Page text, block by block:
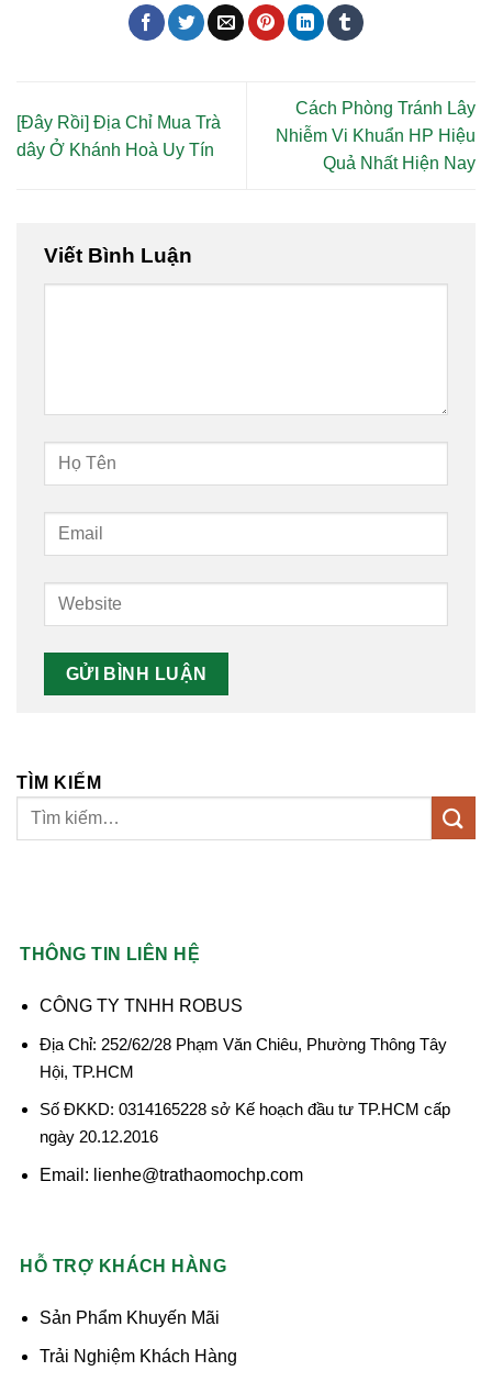
[Đây Rồi] Địa Chỉ Mua Trà
dây Ở Khánh Hoà Uy Tín
Cách Phòng Tránh Lây
Nhiễm Vi Khuẩn HP Hiệu
Quả Nhất Hiện Nay
Viết Bình Luận
TÌM KIẾM
THÔNG TIN LIÊN HỆ
CÔNG TY TNHH ROBUS
Địa Chỉ: 252/62/28 Phạm Văn Chiêu, Phường Thông Tây
Hội, TP.HCM
Số ĐKKD: 0314165228 sở Kế hoạch đầu tư TP.HCM cấp
ngày 20.12.2016
Email: lienhe@trathaomochp.com
HỖ TRỢ KHÁCH HÀNG
Sản Phẩm Khuyến Mãi
Trải Nghiệm Khách Hàng